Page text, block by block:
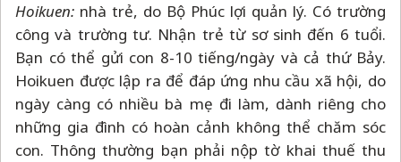
Hoikuen: nhà trẻ, do Bộ Phúc lợi quản lý. Có trường
công và trường tư. Nhận trẻ từ sơ sinh đến 6 tuổi.
Bạn có thể gửi con 8-10 tiếng/ngày và cả thứ Bảy.
Hoikuen được lập ra để đáp ứng nhu cầu xã hội, do
ngày càng có nhiều bà mẹ đi làm, dành riêng cho
những gia đình có hoàn cảnh không thể chăm sóc
con. Thông thường bạn phải nộp tờ khai thuế thu